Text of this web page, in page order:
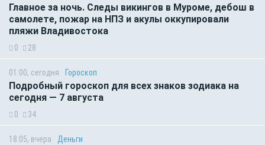
Главное за ночь. Следы викингов в Муроме, дебош в
самолете, пожар на НПЗ и акулы оккупировали
пляжи Владивостока
0 28
01:00, сегодня Гороскоп
Подробный гороскоп для всех знаков зодиака на
сегодня — 7 августа
0 34
18:05, вчера Деньги